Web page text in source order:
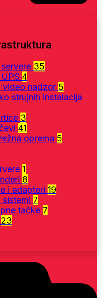
35
4
video nadzor 5
strujnih instalacija
3
41
oprema 5
1
8
i adapteri 19
sistemi 7
tačke 7
23